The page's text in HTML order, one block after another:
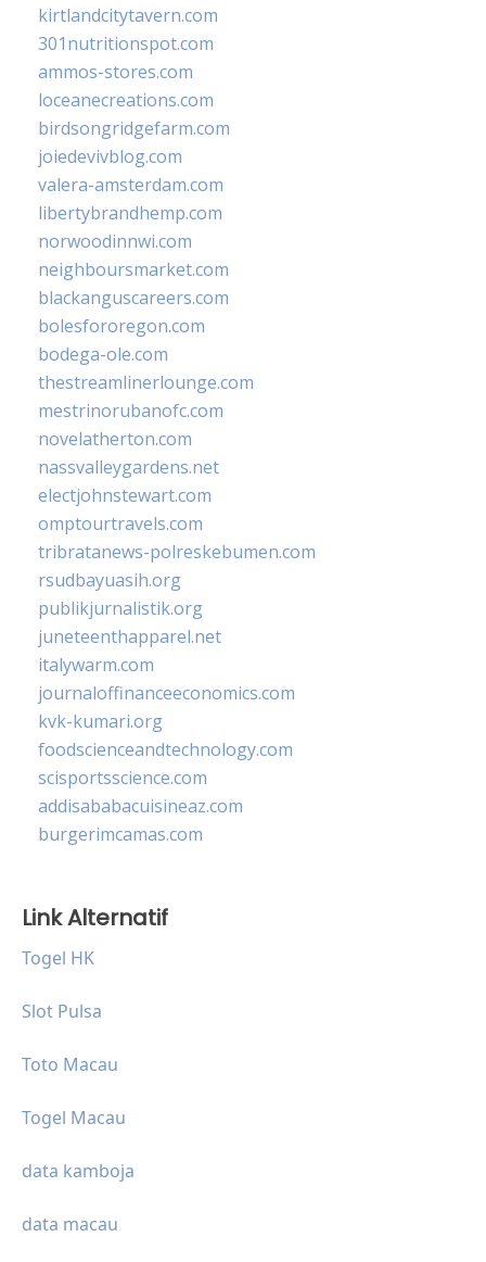
kirtlandcitytavern.com
301nutritionspot.com
ammos-stores.com
loceanecreations.com
birdsongridgefarm.com
joiedevivblog.com
valera-amsterdam.com
libertybrandhemp.com
norwoodinnwi.com
neighboursmarket.com
blackanguscareers.com
bolesfororegon.com
bodega-ole.com
thestreamlinerlounge.com
mestrinorubanofc.com
novelatherton.com
nassvalleygardens.net
electjohnstewart.com
omptourtravels.com
tribratanews-polreskebumen.com
rsudbayuasih.org
publikjurnalistik.org
juneteenthapparel.net
italywarm.com
journaloffinanceeconomics.com
kvk-kumari.org
foodscienceandtechnology.com
scisportsscience.com
addisababacuisineaz.com
burgerimcamas.com
Link Alternatif
Togel HK
Slot Pulsa
Toto Macau
Togel Macau
data kamboja
data macau